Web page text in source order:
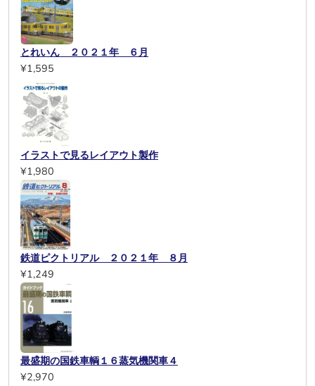
とれいん ２０２１年 ６月
¥1,595
イラストで見るレイアウト製作
¥1,980
鉄道ピクトリアル ２０２１年 ８月
¥1,249
最盛期の国鉄車輌１６蒸気機関車４
¥2,970